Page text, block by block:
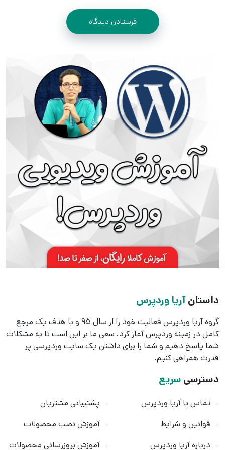
داستانآریا وردپرس
گروه آریا وردپرس فعالیت خود را از سال 95 و با هدف یک مرجع
کامل در زمینه وردپرس آغاز کرد. سعی ما بر این است تا به مشکلات
شما پاسخ دهیم و شما را برای داشتن یک سایت وردپرسی پر
قدرت همراهی کنیم.
دسترسی سریع
تماس با آریا وردپرس
قوانین و شرایط
درباره آریا وردپرس
پشتیبانی مشتریان
آموزش نصب محصولات
آموزش بروزرسانی محصولات